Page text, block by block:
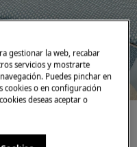
CAMA 150-160
gestionar la web, recabar
servicios y mostrarte
Puedes pinchar en
cookies o en configuración
deseas aceptar o